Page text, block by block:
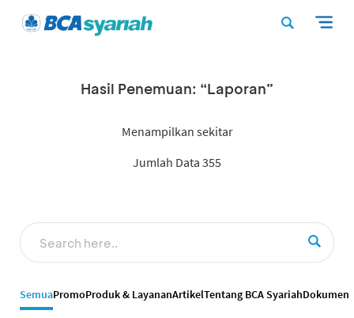
Hasil Penemuan: “Laporan”
Menampilkan sekitar
Jumlah Data 355
SemuaPromoProduk & LayananArtikelTentang BCA SyariahDokumen